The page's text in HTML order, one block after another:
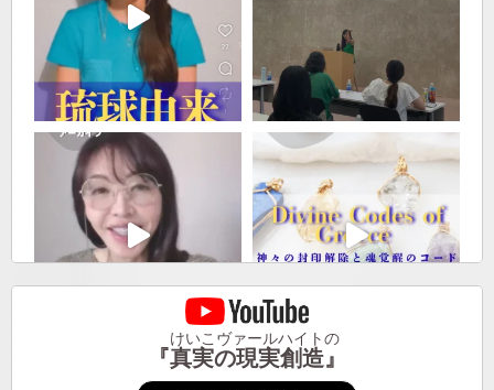
けいこヴァールハイトの
『真実の現実創造』